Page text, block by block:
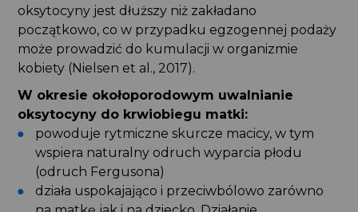
oksytocyny jest dłuższy niż zakładano
początkowo, co w przypadku egzogennej podaży
może prowadzić do kumulacji w organizmie
kobiety (Nielsen et al., 2017).
W okresie okołoporodowym uwalnianie
oksytocyny do krwiobiegu matki:
powoduje rytmiczne skurcze macicy, w tym
wspiera naturalny odruch wyparcia płodu
(odruch Fergusona)
działa uspokajająco i przeciwbólowo zarówno